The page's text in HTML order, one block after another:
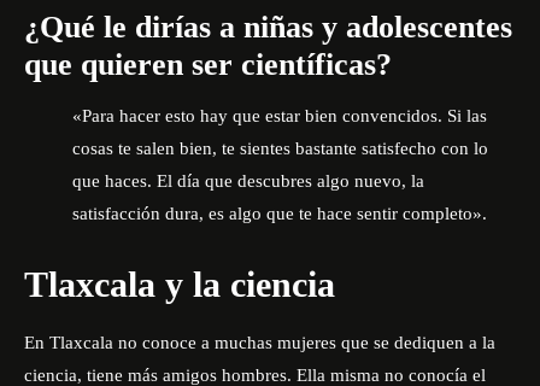
¿Qué le dirías a niñas y adolescentes
que quieren ser científicas?
«Para hacer esto hay que estar bien convencidos. Si las
cosas te salen bien, te sientes bastante satisfecho con lo
que haces. El día que descubres algo nuevo, la
satisfacción dura, es algo que te hace sentir completo».
Tlaxcala y la ciencia
En Tlaxcala no conoce a muchas mujeres que se dediquen a la
ciencia, tiene más amigos hombres. Ella misma no conocía el